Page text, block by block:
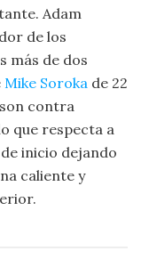
Adam
de los
más de dos
Mike Soroka de 22
contra
que respecta a
inicio dejando
caliente y